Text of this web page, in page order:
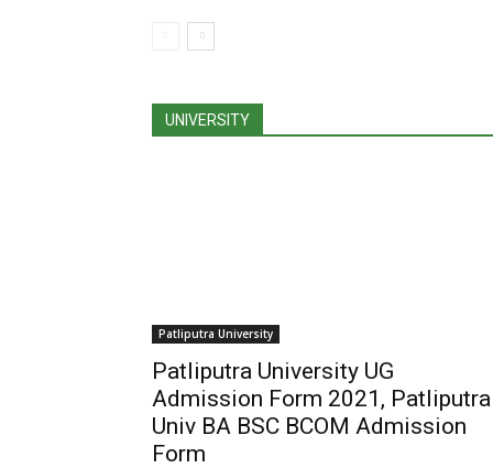
UNIVERSITY
Patliputra University
Patliputra University UG
Admission Form 2021, Patliputra
Univ BA BSC BCOM Admission
Form